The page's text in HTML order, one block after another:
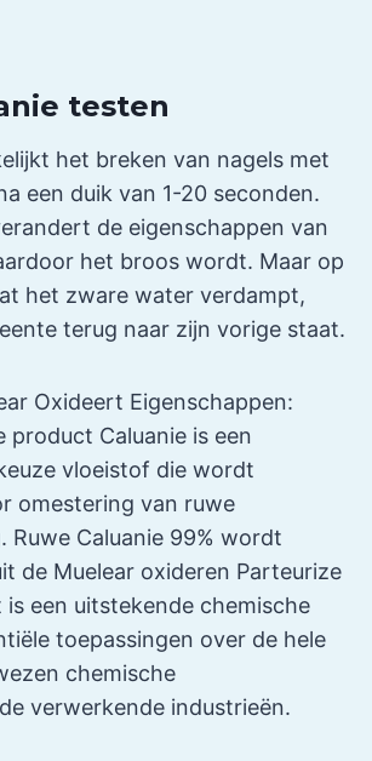
testen
het breken van nagels met
een duik van 1-20 seconden.
de eigenschappen van
het broos wordt. Maar op
het zware water verdampt,
terug naar zijn vorige staat.
Oxideert Eigenschappen:
product Caluanie is een
vloeistof die wordt
omestering van ruwe
Ruwe Caluanie 99% wordt
de Muelear oxideren Parteurize
een uitstekende chemische
toepassingen over de hele
chemische
verwerkende industrieën.